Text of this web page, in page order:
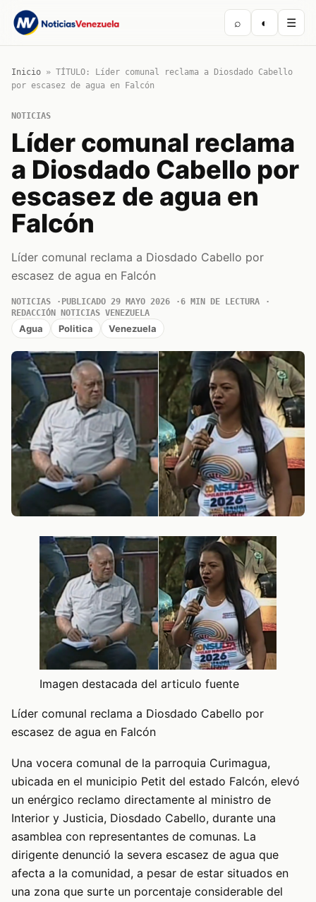
⌕ ◐ ☰
Inicio » TÍTULO: Líder comunal reclama a Diosdado Cabello
por escasez de agua en Falcón
NOTICIAS
Líder comunal reclama
a Diosdado Cabello por
escasez de agua en
Falcón
Líder comunal reclama a Diosdado Cabello por
escasez de agua en Falcón
NOTICIAS PUBLICADO 29 MAYO 2026
6 MIN DE LECTURA
REDACCIÓN NOTICIAS VENEZUELA
Agua Politica Venezuela
Imagen destacada del articulo fuente
Líder comunal reclama a Diosdado Cabello por
escasez de agua en Falcón
Una vocera comunal de la parroquia Curimagua,
ubicada en el municipio Petit del estado Falcón, elevó
un enérgico reclamo directamente al ministro de
Interior y Justicia, Diosdado Cabello, durante una
asamblea con representantes de comunas. La
dirigente denunció la severa escasez de agua que
afecta a la comunidad, a pesar de estar situados en
una zona que surte un porcentaje considerable del